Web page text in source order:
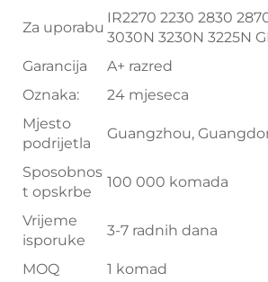
Za uporabu
IR2270 2230 2830
3030N 3230N 3225N
Garancija
A+ razred
Oznaka:
24 mjeseca
Mjesto
podrijetla
Guangzhou,
Sposobnos
t opskrbe
100 000 komada
Vrijeme
isporuke
3-7 radnih dana
MOQ
1 komad